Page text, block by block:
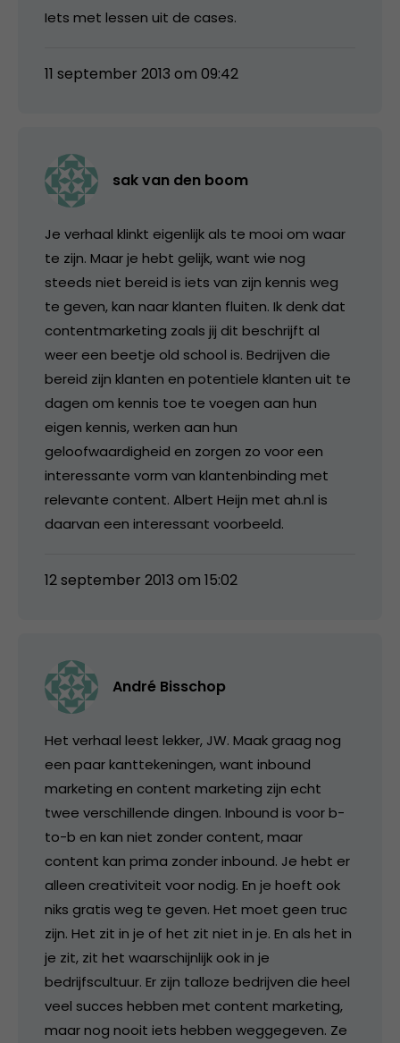
Iets met lessen uit de cases.
11 september 2013 om 09:42
sak van den boom
Je verhaal klinkt eigenlijk als te mooi om waar
te zijn. Maar je hebt gelijk, want wie nog
steeds niet bereid is iets van zijn kennis weg
te geven, kan naar klanten fluiten. Ik denk dat
contentmarketing zoals jij dit beschrijft al
weer een beetje old school is. Bedrijven die
bereid zijn klanten en potentiele klanten uit te
dagen om kennis toe te voegen aan hun
eigen kennis, werken aan hun
geloofwaardigheid en zorgen zo voor een
interessante vorm van klantenbinding met
relevante content. Albert Heijn met ah.nl is
daarvan een interessant voorbeeld.
12 september 2013 om 15:02
André Bisschop
Het verhaal leest lekker, JW. Maak graag nog
een paar kanttekeningen, want inbound
marketing en content marketing zijn echt
twee verschillende dingen. Inbound is voor b-
to-b en kan niet zonder content, maar
content kan prima zonder inbound. Je hebt er
alleen creativiteit voor nodig. En je hoeft ook
niks gratis weg te geven. Het moet geen truc
zijn. Het zit in je of het zit niet in je. En als het in
je zit, zit het waarschijnlijk ook in je
bedrijfscultuur. Er zijn talloze bedrijven die heel
veel succes hebben met content marketing,
maar nog nooit iets hebben weggegeven. Ze